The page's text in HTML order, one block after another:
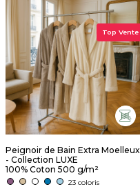
Top Vente
Peignoir de Bain Extra Moelleux
- Collection LUXE
100% Coton 500 g/m²
23 coloris